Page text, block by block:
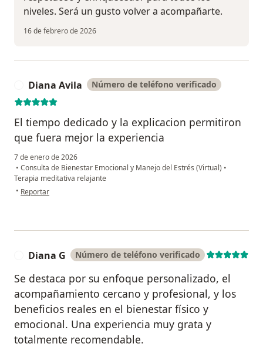
niveles. Será un gusto volver a acompañarte.
16 de febrero de 2026
Diana Avila Número de teléfono verificado
El tiempo dedicado y la explicacion permitiron
que fuera mejor la experiencia
7 de enero de 2026
• Consulta de Bienestar Emocional y Manejo del Estrés (Virtual) •
Terapia meditativa relajante
• en opinión del usuario Diana Avila
Reportar
Diana G Número de teléfono verificado
Se destaca por su enfoque personalizado, el
acompañamiento cercano y profesional, y los
beneficios reales en el bienestar físico y
emocional. Una experiencia muy grata y
totalmente recomendable.